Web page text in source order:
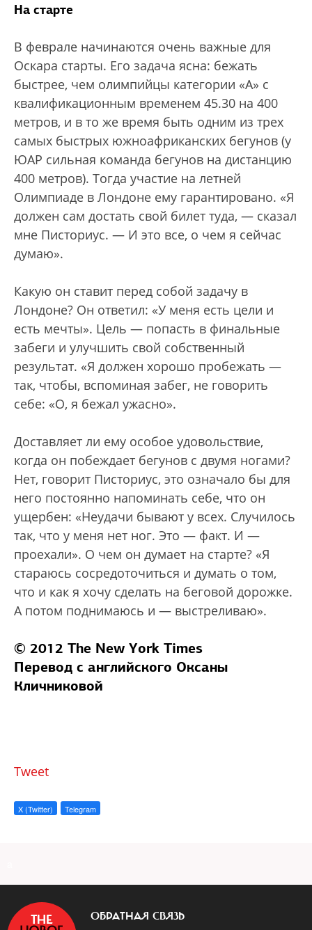
На старте
В феврале начинаются очень важные для
Оскара старты. Его задача ясна: бежать
быстрее, чем олимпийцы категории «А» с
квалификационным временем 45.30 на 400
метров, и в то же время быть одним из трех
самых быстрых южноафриканских бегунов (у
ЮАР сильная команда бегунов на дистанцию
400 метров). Тогда участие на летней
Олимпиаде в Лондоне ему гарантировано. «Я
должен сам достать свой билет туда, — сказал
мне Писториус. — И это все, о чем я сейчас
думаю».
Какую он ставит перед собой задачу в
Лондоне? Он ответил: «У меня есть цели и
есть мечты». Цель — попасть в финальные
забеги и улучшить свой собственный
результат. «Я должен хорошо пробежать —
так, чтобы, вспоминая забег, не говорить
себе: «О, я бежал ужасно».
Доставляет ли ему особое удовольствие,
когда он побеждает бегунов с двумя ногами?
Нет, говорит Писториус, это означало бы для
него постоянно напоминать себе, что он
ущербен: «Неудачи бывают у всех. Случилось
так, что у меня нет ног. Это — факт. И —
проехали». О чем он думает на старте? «Я
стараюсь сосредоточиться и думать о том,
что и как я хочу сделать на беговой дорожке.
А потом поднимаюсь и — выстреливаю».
© 2012 The New York Times
Перевод с английского Оксаны
Кличниковой
Tweet
X (Twitter) Telegram
ОБРАТНАЯ СВЯЗЬ